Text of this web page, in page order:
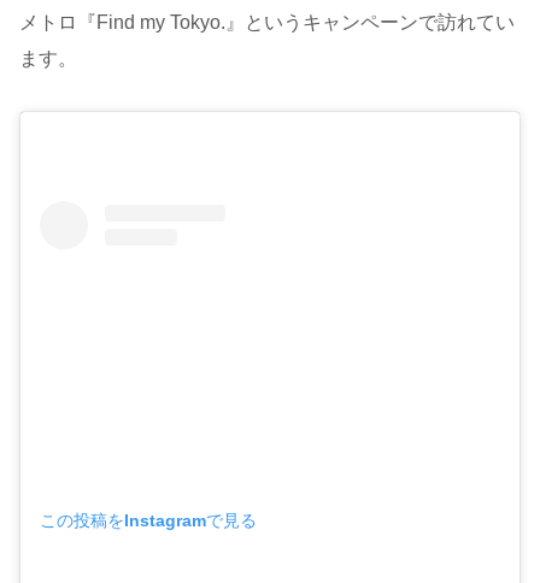
メトロ『Find my Tokyo.』というキャンペーンで訪れてい
ます。
この投稿をInstagramで見る